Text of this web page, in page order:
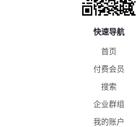
快速导航
首页
付费会员
搜索
企业群组
我的账户